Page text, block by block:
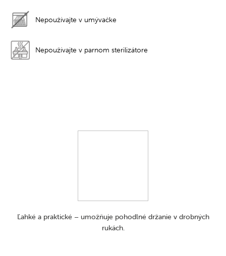
Nepoužívajte v umývačke
Nepoužívajte v parnom sterilizátore
Ľahké a praktické – umožňuje pohodlné držanie v drobných
rukách.